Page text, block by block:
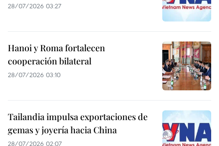
28/07/2026 03:27
Hanoi y Roma fortalecen
cooperación bilateral
28/07/2026 03:10
Tailandia impulsa exportaciones de
gemas y joyería hacia China
28/07/2026 02:07